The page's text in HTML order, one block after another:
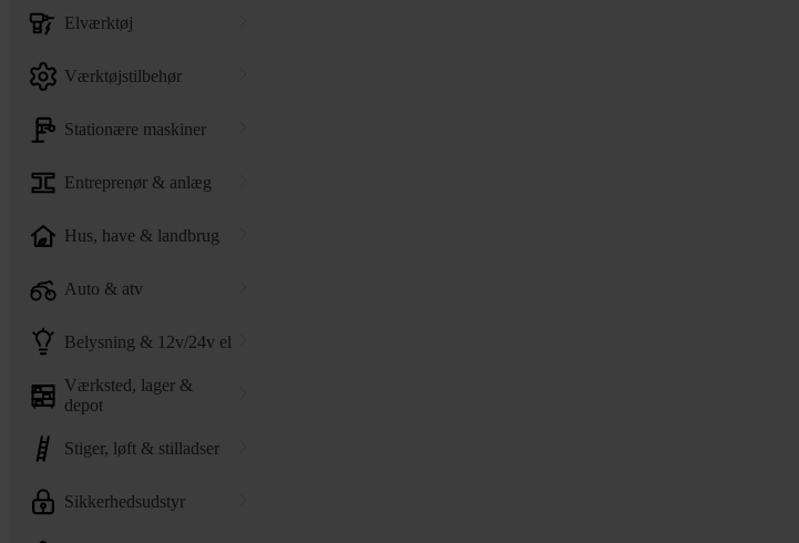
elværktøj
værktøjstilbehør
stationære maskiner
entreprenør & anlæg
hus, have & landbrug
auto & atv
belysning & 12v/24v el
værksted, lager &
depot
stiger, løft & stilladser
sikkerhedsudstyr